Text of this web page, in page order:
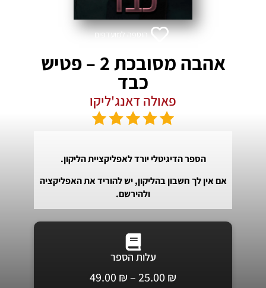
הוספה למועדפים
אהבה מסובכת 2 – פטיש
כבד
פאולה דאנג'ליקו
הספר הדיגיטלי יורד לאפליקציית הליקון.
אם אין לך חשבון בהליקון, יש להוריד את האפליקציה
ולהירשם.
עלות הספר
₪
–
₪